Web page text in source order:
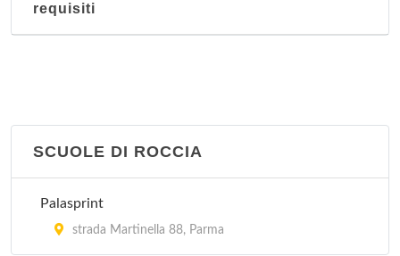
requisiti
SCUOLE DI ROCCIA
Palasprint
strada Martinella 88, Parma